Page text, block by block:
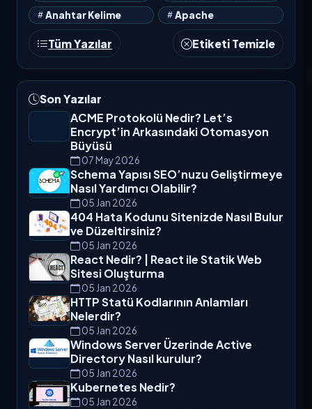
Anahtar Kelime
Apache
Tüm Yazılar Etiketi Temizle
Son Yazılar
ACME Protokolü Nedir? Let’s
Encrypt’in Arkasındaki Otomasyon
Büyüsü
07 May 2026
Schema Yapısı SEO’nuzu Geliştirmeye
Nasıl Yardımcı Olabilir?
05 Jan 2026
404 Hata Kodunu Sitenizde Nasıl Bulur
ve Düzeltirsiniz?
05 Jan 2026
React Nedir? | React ile Statik Web
Sitesi Oluşturma
05 Jan 2026
HTTP Statü Kodlarının Anlamları
Nelerdir?
05 Jan 2026
Windows Server Üzerinde Active
Directory Nasıl kurulur?
05 Jan 2026
Kubernetes Nedir?
05 Jan 2026